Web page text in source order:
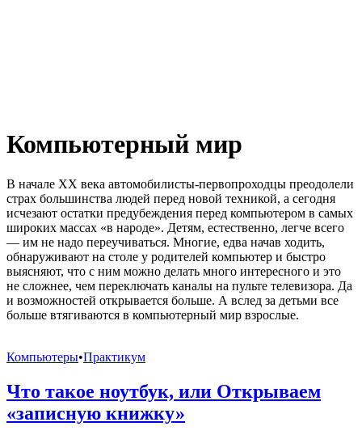
Компьютерный мир
В начале XX века автомобилисты-первопроходцы преодолели
страх большинства людей перед новой техникой, а сегодня
исчезают остатки предубеждения перед компьютером в самых
широких массах «в народе». Детям, естественно, легче всего
— им не надо переучиваться. Многие, едва начав ходить,
обнаруживают на столе у родителей компьютер и быстро
выясняют, что с ним можно делать много интересного и это
не сложнее, чем переключать каналы на пульте телевизора. Да
и возможностей открывается больше. А вслед за детьми все
больше втягиваются в компьютерный мир взрослые.
Компьютеры•Практикум
Что такое ноутбук, или Открываем
«записную книжку»